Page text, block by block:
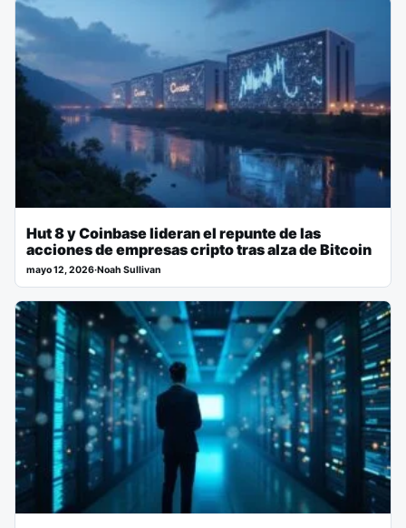
Hut 8 y Coinbase lideran el repunte de las
acciones de empresas cripto tras alza de Bitcoin
mayo 12, 2026·Noah Sullivan